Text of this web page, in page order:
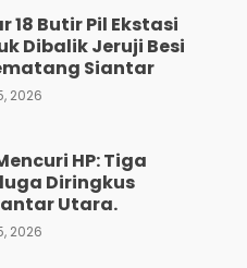
18 Butir Pil Ekstasi
Dibalik Jeruji Besi
Siantar
2026
HP: Tiga
Diringkus
Utara.
2026